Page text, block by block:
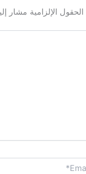
الحقول الإلزامية مشار